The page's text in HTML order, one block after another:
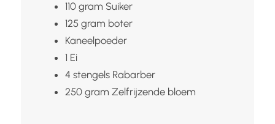
110 gram Suiker
125 gram boter
Kaneelpoeder
1 Ei
4 stengels Rabarber
250 gram Zelfrijzende bloem